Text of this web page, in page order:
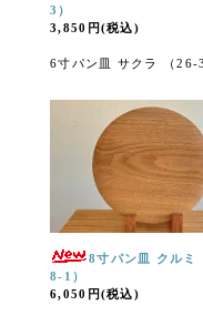
3）
3,850円(税込)
6寸パン皿 サクラ （26-
8寸パン皿 クルミ
8-1）
6,050円(税込)